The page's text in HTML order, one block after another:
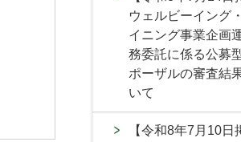
ウェルビーイング
イニング事業企画
務委託に係る公募
ポーザルの審査結
いて
【令和8年7月10日